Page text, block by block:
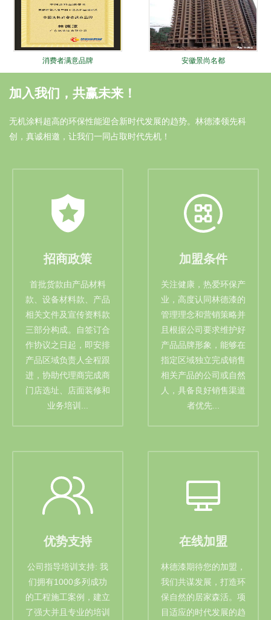
消费者满意品牌 安徽景尚名都
林德十大锐进证书 大连远洋广场
加入我们，共赢未来！
无机涂料超高的环保性能迎合新时代发展的趋势。林德漆领先科
创，真诚相邀，让我们一同占取时代先机！
招商政策
首批货款由产品材料
款、设备材料款、产品
相关文件及宣传资料款
三部分构成。自签订合
作协议之日起，即安排
产品区域负责人全程跟
进，协助代理商完成商
门店选址、店面装修和
业务培训...
加盟条件
关注健康，热爱环保产
业，高度认同林德漆的
管理理念和营销策略并
且根据公司要求维护好
产品品牌形象，能够在
指定区域独立完成销售
相关产品的公司或自然
人，具备良好销售渠道
者优先...
优势支持
公司指导培训支持: 我
们拥有1000多列成功
的工程施工案例，建立
了强大并且专业的培训
在线加盟
林德漆期待您的加盟，
我们共谋发展，打造环
保自然的居家森活。项
目适应的时代发展的趋